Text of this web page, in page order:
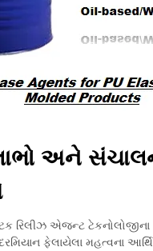
અને
રિલીઝ એજન્ટ
દરમિયાન ફેલાયેલા મહત્વના